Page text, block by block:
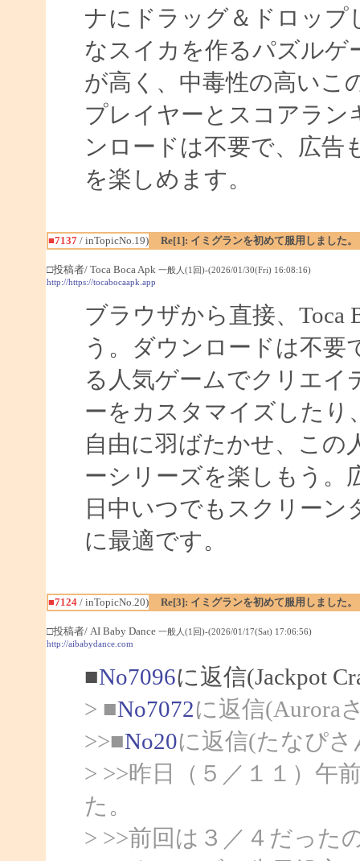
ナにドラッグ＆ドロップ
なスイカを作るパズルゲ
が高く、中毒性の高いこ
プレイヤーとスコアラ
ンロードは不要で、広告
を楽しめます。
■7137/ inTopicNo.19) Re[1]: イミグランを初めて服用しました。
□投稿者/ Toca Boca Apk 一般人(1回)-(2026/01/30(Fri) 16:08:16)
http://https://tocabocaapk.app
ブラウザから直接、Toca
う。ダウンロードは不要
る人気ゲームでクリエイ
ーをカスタマイズしたり
自由に羽ばたかせ、この
ーシリーズを楽しもう。
日中いつでもスクリー
に最適です。
■7124/ inTopicNo.20) Re[3]: イミグランを初めて服用しました。
□投稿者/ AI Baby Dance 一般人(1回)-(2026/01/17(Sat) 17:06:56)
http://aibabydance.com
■No7096に返信(Jackpot
> ■No7072に返信(Aurora
>>■No20に返信(たなぴさ
> >>昨日（５／１１）午
た。
> >>前回は３／４だった